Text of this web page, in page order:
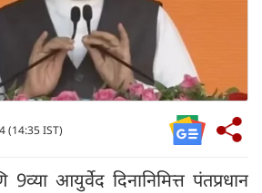
(14:35 IST)
आयुर्वेद दिनानिमित्त पंतप्रधान